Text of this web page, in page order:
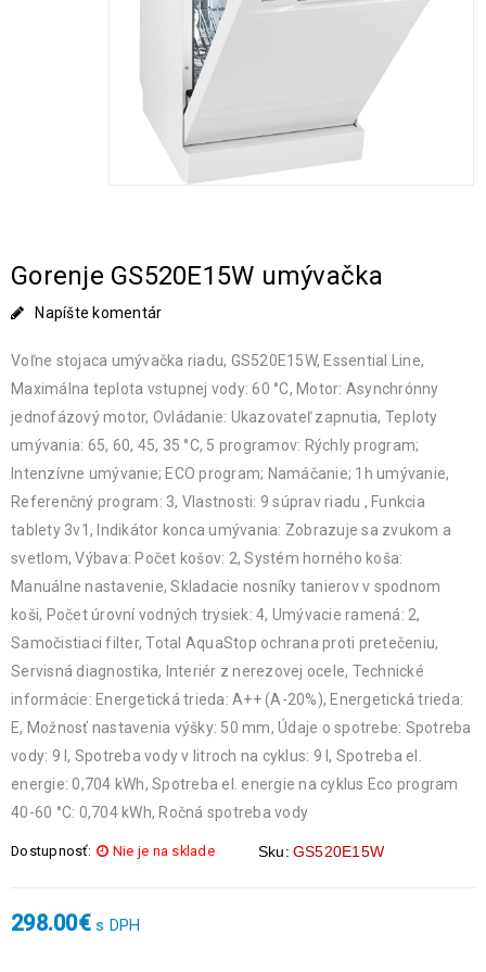
Gorenje GS520E15W umývačka
Napíšte komentár
Voľne stojaca umývačka riadu, GS520E15W, Essential Line,
Maximálna teplota vstupnej vody: 60 °C, Motor: Asynchrónny
jednofázový motor, Ovládanie: Ukazovateľ zapnutia, Teploty
umývania: 65, 60, 45, 35 °C, 5 programov: Rýchly program;
Intenzívne umývanie; ECO program; Namáčanie; 1h umývanie,
Referenčný program: 3, Vlastnosti: 9 súprav riadu , Funkcia
tablety 3v1, Indikátor konca umývania: Zobrazuje sa zvukom a
svetlom, Výbava: Počet košov: 2, Systém horného koša:
Manuálne nastavenie, Skladacie nosníky tanierov v spodnom
koši, Počet úrovní vodných trysiek: 4, Umývacie ramená: 2,
Samočistiaci filter, Total AquaStop ochrana proti pretečeniu,
Servisná diagnostika, Interiér z nerezovej ocele, Technické
informácie: Energetická trieda: A++ (A-20%), Energetická trieda:
E, Možnosť nastavenia výšky: 50 mm, Údaje o spotrebe: Spotreba
vody: 9 l, Spotreba vody v litroch na cyklus: 9 l, Spotreba el.
energie: 0,704 kWh, Spotreba el. energie na cyklus Eco program
40-60 °C: 0,704 kWh, Ročná spotreba vody
Dostupnosť: Nie je na sklade Sku: GS520E15W
298.00€ s DPH